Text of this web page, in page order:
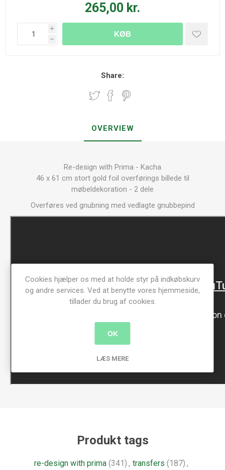
265,00 kr.
i
h
KØB
Share:
OVERVIEW
Re-design with Prima - Kacha
46 x 61 cm stort gold foil overførings billede til
møbeldekoration - 2 dele
Overføres ved gnubning med vedlagte gnubbepind
Produkt tags
re-design with prima (341) , transfers (187) ,
Cookies hjælper os med at holde styr på indkøbskurv
og andre services. Ved at benytte vores hjemmeside,
tillader du brug af cookies.
OK
LÆS MERE